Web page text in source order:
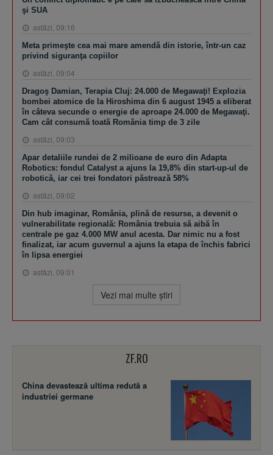
şi SUA
astăzi, 09:16
Meta primeşte cea mai mare amendă din istorie, într-un caz
privind siguranţa copiilor
astăzi, 09:04
Dragoş Damian, Terapia Cluj: 24.000 de Megawaţi! Explozia
bombei atomice de la Hiroshima din 6 august 1945 a eliberat
în câteva secunde o energie de aproape 24.000 de Megawaţi.
Cam cât consumă toată România timp de 3 zile
astăzi, 09:03
Apar detaliile rundei de 2 milioane de euro din Adapta
Robotics: fondul Catalyst a ajuns la 19,8% din start-up-ul de
robotică, iar cei trei fondatori păstrează 58%
astăzi, 09:02
Din hub imaginar, România, plină de resurse, a devenit o
vulnerabilitate regională: România trebuia să aibă în
centrale pe gaz 4.000 MW anul acesta. Dar nimic nu a fost
finalizat, iar acum guvernul a ajuns la etapa de închis fabrici
în lipsa energiei
astăzi, 09:01
Vezi mai multe ştiri
ZF.RO
China devastează ultima redută a
industriei germane